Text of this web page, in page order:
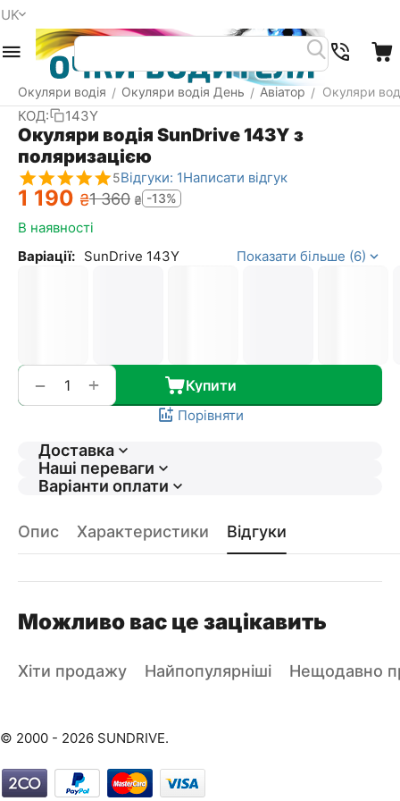
UK
Окуляри водія / Окуляри водія День / Авіатор / Окуляри
КОД: 143Y
Окуляри водія SunDrive 143Y з
поляризацією
5Відгуки: 1Написати відгук
1 190 ₴1 360 ₴ -13%
В наявності
Варіації: SunDrive 143Y Показати більше (6)
+
− Купити
Порівняти
Доставка
Наші переваги
Варіанти оплати
Опис Характеристики Відгуки
Можливо вас це зацікавить
Хіти продажу Найпопулярніші Нещодавно
© 2000 - 2026 SUNDRIVE.
Меню Пошук Кошик